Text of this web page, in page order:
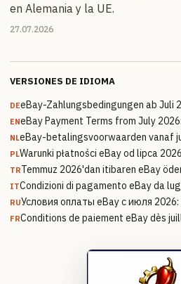
en Alemania y la UE.
27.07.2026
VERSIONES DE IDIOMA
DEeBay-Zahlungsbedingungen ab Juli
ENeBay Payment Terms from July
NLeBay-betalingsvoorwaarden vanaf
PLWarunki płatności eBay od lipca
TRTemmuz 2026'dan itibaren eBay
ITCondizioni di pagamento eBay da
RUУсловия оплаты eBay с июля 2026:
FRConditions de paiement eBay dès